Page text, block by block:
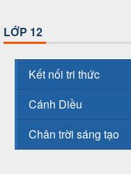
LỚP 12
Kết nối tri thức
Cánh Diều
Chân trời sáng tạo